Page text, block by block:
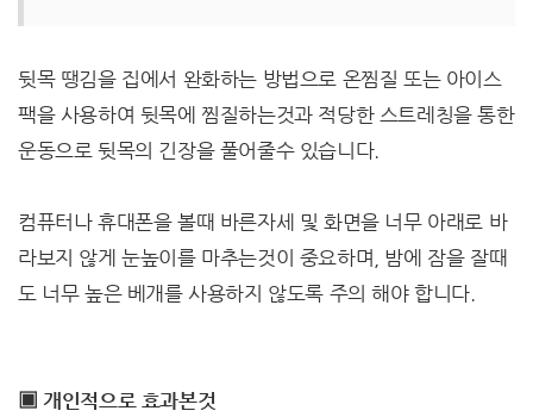
뒷목 땡김을 집에서 완화하는 방법으로 온찜질 또는 아이스
팩을 사용하여 뒷목에 찜질하는것과 적당한 스트레칭을 통한
운동으로 뒷목의 긴장을 풀어줄수 있습니다.
컴퓨터나 휴대폰을 볼때 바른자세 및 화면을 너무 아래로 바
라보지 않게 눈높이를 마추는것이 중요하며, 밤에 잠을 잘때
도 너무 높은 베개를 사용하지 않도록 주의 해야 합니다.
▣ 개인적으로 효과본것